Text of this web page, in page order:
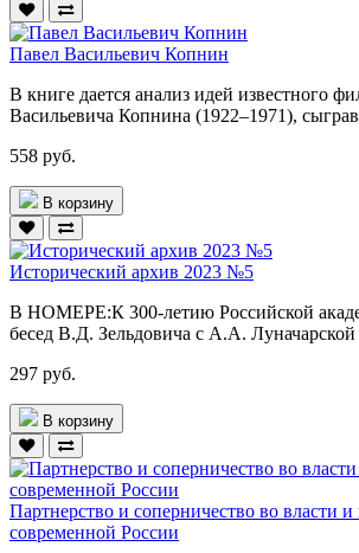
Павел Васильевич Копнин
В книге дается анализ идей известного
Васильевича Копнина (1922–1971),
558 руб.
В корзину
Исторический архив 2023 №5
В НОМЕРЕ:К 300-летию Российской
бесед В.Д. Зельдовича с А.А. Луначарской
297 руб.
В корзину
Партнерство и соперничество во власти и
современной России